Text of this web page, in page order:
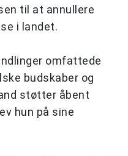
til at annullere
i landet.
omfattede
budskaber og
støtter åbent
hun på sine